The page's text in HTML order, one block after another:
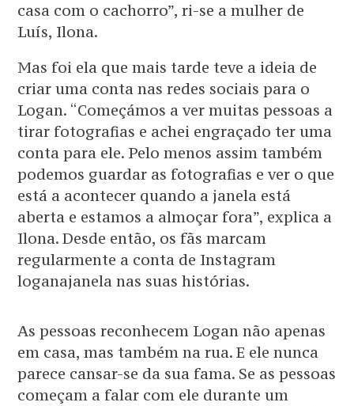
casa com o cachorro”, ri-se a mulher de
Luís, Ilona.
Mas foi ela que mais tarde teve a ideia de
criar uma conta nas redes sociais para o
Logan. “Começámos a ver muitas pessoas a
tirar fotografias e achei engraçado ter uma
conta para ele. Pelo menos assim também
podemos guardar as fotografias e ver o que
está a acontecer quando a janela está
aberta e estamos a almoçar fora”, explica a
Ilona. Desde então, os fãs marcam
regularmente a conta de Instagram
loganajanela nas suas histórias.
As pessoas reconhecem Logan não apenas
em casa, mas também na rua. E ele nunca
parece cansar-se da sua fama. Se as pessoas
começam a falar com ele durante um